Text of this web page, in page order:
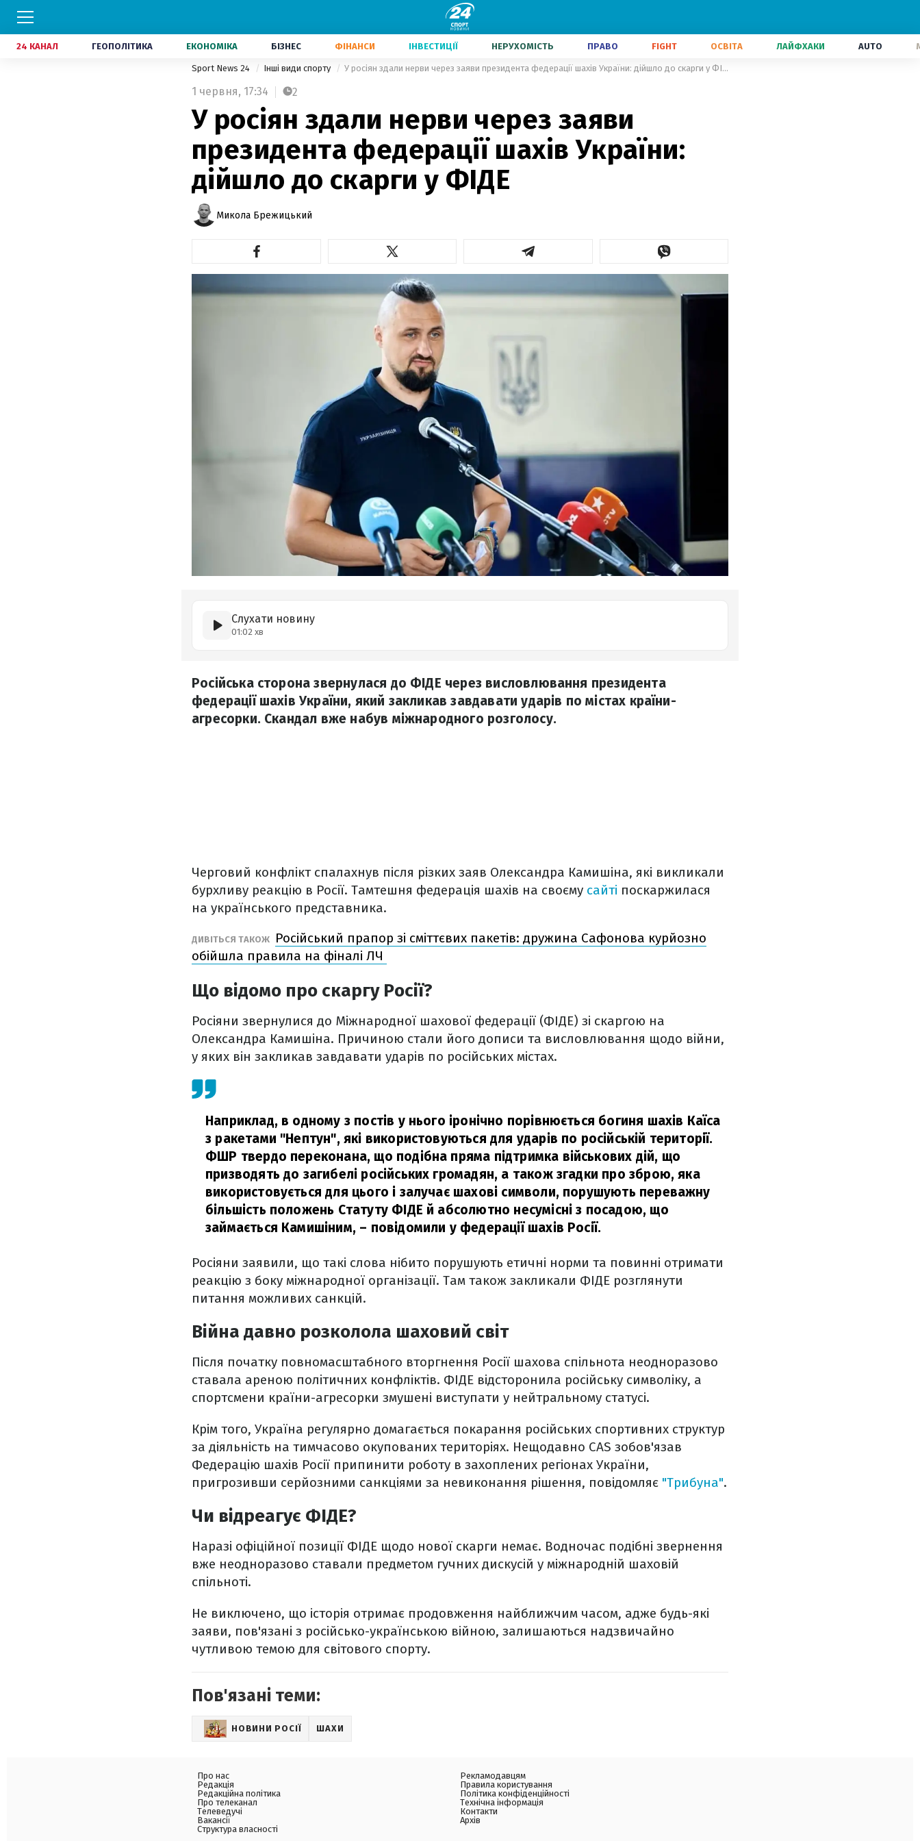
24 КАНАЛ ГЕОПОЛІТИКА ЕКОНОМІКА БІЗНЕС ФІНАНСИ ІНВЕСТИЦІЇ НЕРУХОМІСТЬ ПРАВО FIGHT ОСВІТА ЛАЙФХАКИ AUTO
Sport News 24 Інші види спорту У росіян здали нерви через заяви президента федерації шахів України: дійшло до скарги у ФІДЕ
1 червня, 17:34 2
У росіян здали нерви через заяви
президента федерації шахів України:
дійшло до скарги у ФІДЕ
Микола Брежицький
Слухати новину
01:02 хв
Російська сторона звернулася до ФІДЕ через висловлювання президента
федерації шахів України, який закликав завдавати ударів по містах країни-
агресорки. Скандал вже набув міжнародного розголосу.
Черговий конфлікт спалахнув після різких заяв Олександра Камишіна, які викликали
бурхливу реакцію в Росії. Тамтешня федерація шахів на своєму сайті поскаржилася
на українського представника.
ДИВІТЬСЯ ТАКОЖ
Російський прапор зі сміттєвих пакетів: дружина Сафонова курйозно
обійшла правила на фіналі ЛЧ
Що відомо про скаргу Росії?
Росіяни звернулися до Міжнародної шахової федерації (ФІДЕ) зі скаргою на
Олександра Камишіна. Причиною стали його дописи та висловлювання щодо війни,
у яких він закликав завдавати ударів по російських містах.
Наприклад, в одному з постів у нього іронічно порівнюється богиня шахів Каїса
з ракетами "Нептун", які використовуються для ударів по російській території.
ФШР твердо переконана, що подібна пряма підтримка військових дій, що
призводять до загибелі російських громадян, а також згадки про зброю, яка
використовується для цього і залучає шахові символи, порушують переважну
більшість положень Статуту ФІДЕ й абсолютно несумісні з посадою, що
займається Камишіним, – повідомили у федерації шахів Росії.
Росіяни заявили, що такі слова нібито порушують етичні норми та повинні отримати
реакцію з боку міжнародної організації. Там також закликали ФІДЕ розглянути
питання можливих санкцій.
Війна давно розколола шаховий світ
Після початку повномасштабного вторгнення Росії шахова спільнота неодноразово
ставала ареною політичних конфліктів. ФІДЕ відсторонила російську символіку, а
спортсмени країни-агресорки змушені виступати у нейтральному статусі.
Крім того, Україна регулярно домагається покарання російських спортивних структур
за діяльність на тимчасово окупованих територіях. Нещодавно CAS зобов'язав
Федерацію шахів Росії припинити роботу в захоплених регіонах України,
пригрозивши серйозними санкціями за невиконання рішення, повідомляє "Трибуна".
Чи відреагує ФІДЕ?
Наразі офіційної позиції ФІДЕ щодо нової скарги немає. Водночас подібні звернення
вже неодноразово ставали предметом гучних дискусій у міжнародній шаховій
спільноті.
Не виключено, що історія отримає продовження найближчим часом, адже будь-які
заяви, пов'язані з російсько-українською війною, залишаються надзвичайно
чутливою темою для світового спорту.
Пов'язані теми:
НОВИНИ РОСІЇ ШАХИ
Про нас
Редакція
Редакційна політика
Про телеканал
Телеведучі
Вакансії
Структура власності
Рекламодавцям
Правила користування
Політика конфіденційності
Технічна інформація
Контакти
Архів